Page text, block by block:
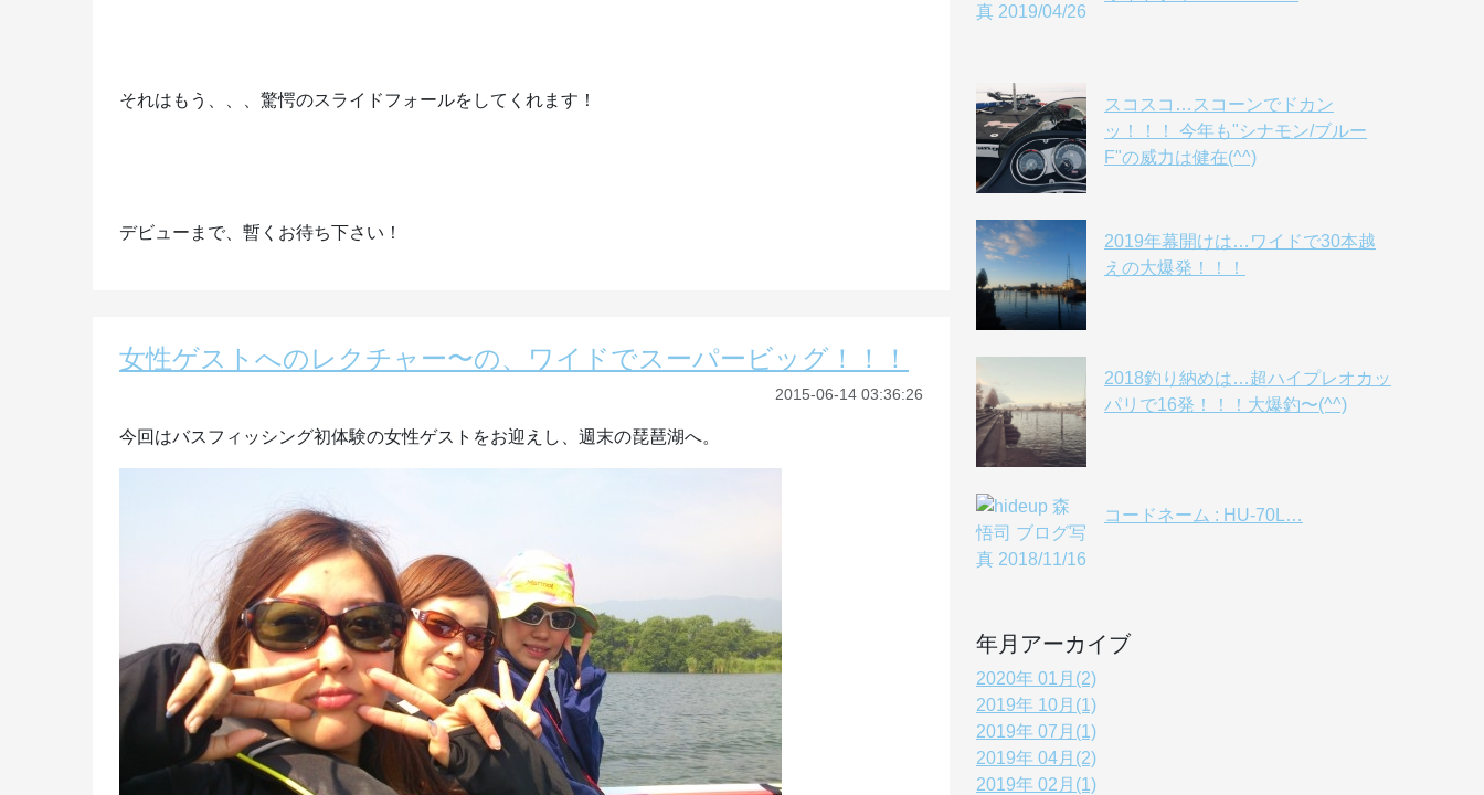
それはもう、、、驚愕のスライドフォールをしてくれます！
デビューまで、暫くお待ち下さい！
女性ゲストへのレクチャー〜の、ワイドでスーパービッグ！！！
2015-06-14 03:36:26
今回はバスフィッシング初体験の女性ゲストをお迎えし、週末の琵琶湖へ。
スコスコ…スコーンでドカン
ッ！！！ 今年も"シナモン/ブルー
F"の威力は健在(^^)
2019年幕開けは…ワイドで30本越
えの大爆発！！！
2018釣り納めは…超ハイプレオカッ
パリで16発！！！大爆釣〜(^^)
コードネーム : HU-70L…
年月アーカイブ
2020年 01月(2)
2019年 10月(1)
2019年 07月(1)
2019年 04月(2)
2019年 02月(1)